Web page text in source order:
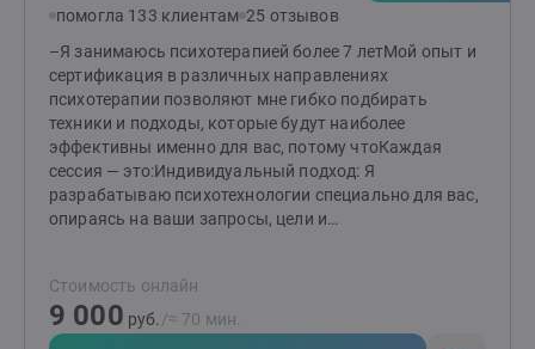
помогла 133 клиентам 25 отзывов
–Я занимаюсь психотерапией более 7 летМой опыт и
сертификация в различных направлениях
психотерапии позволяют мне гибко подбирать
техники и подходы, которые будут наиболее
эффективны именно для вас, потому чтоКаждая
сессия — это:Индивидуальный подход: Я
разрабатываю психотехнологии специально для вас,
опираясь на ваши запросы, цели и
только поддержку и понимание. Никакого давления
или осуждения.Быстрые результаты: Вместо
затяжных разговоров, мы работаем через
Стоимость онлайн
9 000 руб. /≈ 70 мин.